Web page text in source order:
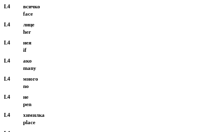
L4
L4
L4
L4
L4
L4
L4
face
her
if
many
no
pen
place
всичко
лице
нея
ако
много
не
химилка